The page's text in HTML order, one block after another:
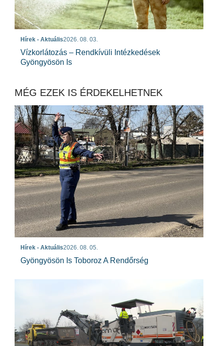
Hírek - Aktuális2026. 08. 03.
Vízkorlátozás – Rendkívüli Intézkedések
Gyöngyösön Is
MÉG EZEK IS ÉRDEKELHETNEK
Hírek - Aktuális2026. 08. 05.
Gyöngyösön Is Toboroz A Rendőrség